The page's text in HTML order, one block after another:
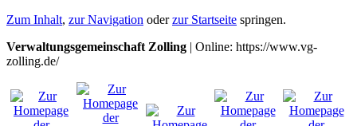
Zum Inhalt, zur Navigation oderzur Startseite springen.
Verwaltungsgemeinschaft Zolling | Online: https://www.vg-
zolling.de/